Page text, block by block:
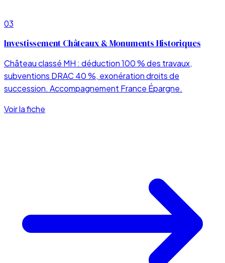
03
Investissement Châteaux & Monuments Historiques
Château classé MH : déduction 100 % des travaux,
subventions DRAC 40 %, exonération droits de
succession. Accompagnement France Épargne.
Voir la fiche